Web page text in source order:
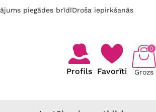
piegādes brīdīDroša iepirkšanās
Profils Favorīti Grozs
0